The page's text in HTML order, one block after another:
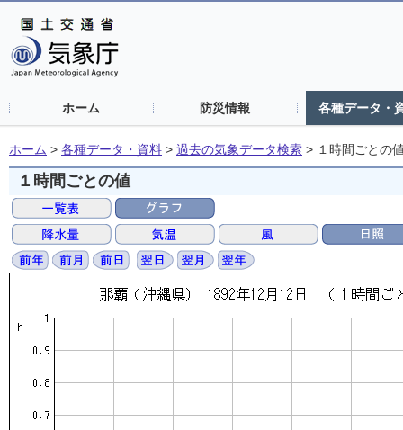
ホーム 防災情報 各種データ・
ホーム > 各種データ・資料 > 過去の気象データ検索 > １時間ごとの
１時間ごとの値